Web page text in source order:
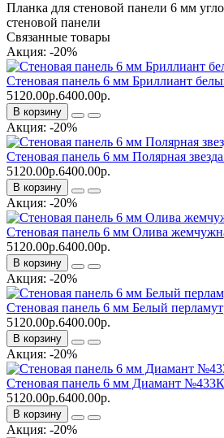
Планка для стеновой панели 6 мм
стеновой панели
Связанные товары
Акция: -20%
Стеновая панель 6 мм Бриллиант
5120.00р.6400.00р.
В корзину
Акция: -20%
Стеновая панель 6 мм Полярная
5120.00р.6400.00р.
В корзину
Акция: -20%
Стеновая панель 6 мм Олива
5120.00р.6400.00р.
В корзину
Акция: -20%
Стеновая панель 6 мм Белый
5120.00р.6400.00р.
В корзину
Акция: -20%
Стеновая панель 6 мм Диамант №433К
5120.00р.6400.00р.
В корзину
Акция: -20%